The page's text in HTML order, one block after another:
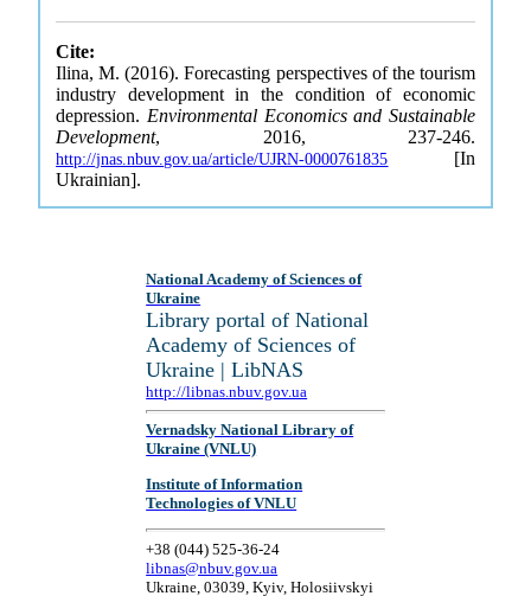
Cite:
Ilina, M. (2016). Forecasting perspectives of the tourism
industry development in the condition of economic
depression. Environmental Economics and Sustainable
Development, 2016, 237-246.
http://jnas.nbuv.gov.ua/article/UJRN-0000761835 [In
Ukrainian].
National Academy of Sciences of
Ukraine
Library portal of National
Academy of Sciences of
Ukraine | LibNAS
http://libnas.nbuv.gov.ua
Vernadsky National Library of
Ukraine (VNLU)
Institute of Information
Technologies of VNLU
+38 (044) 525-36-24
libnas@nbuv.gov.ua
Ukraine, 03039, Kyiv, Holosiivskyi